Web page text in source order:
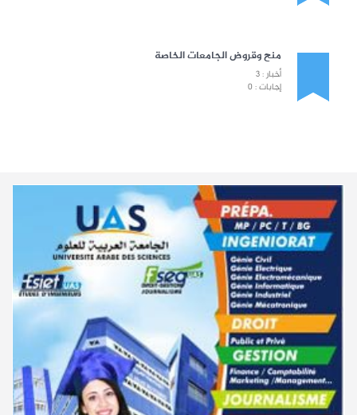
منح وقروض الجامعات الخاصة
أخبار : 3
إجابات : 0